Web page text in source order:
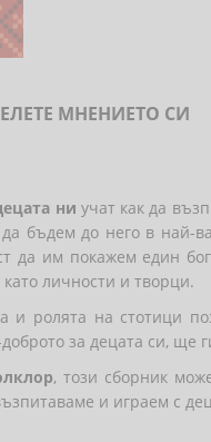
МНЕНИЕТО СИ
ни учат как да
бъдем до него в най-
им покажем един
личности и творци.
и ролята на стотици
за децата си,
, този сборник
и играем с